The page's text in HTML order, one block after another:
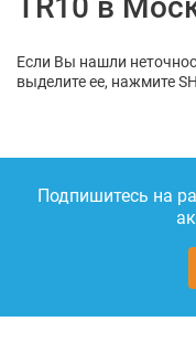
Если Вы нашли
выделите ее, нажмите
Подпишитесь на